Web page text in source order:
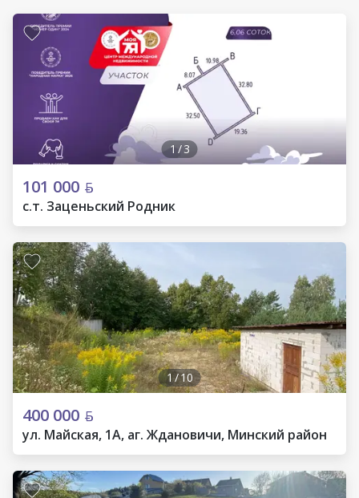
1/3
101 000
с.т. Заценьский Родник
1/10
400 000
ул. Майская, 1А, аг. Ждановичи, Минский район